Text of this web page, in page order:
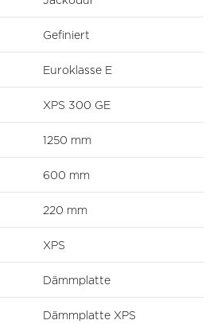
Gefiniert
Euroklasse E
XPS 300 GE
1250 mm
600 mm
220 mm
XPS
Dämmplatte
Dämmplatte XPS